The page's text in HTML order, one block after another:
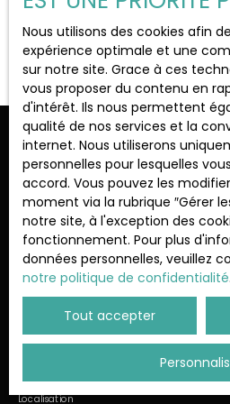
Bois-d'Arcy (78390)
Localisation
Budget max (€)
Surface min (m²)
Aucun
Ne manquez plus
correspondant à
Prénom
Email
Localisation
Nous utilisons des cookies afin
expérience optimale et une
sur notre site. Grace à ces
vous proposer du contenu en
d'intérêt. Ils nous permettent
qualité de nos services et la
internet. Nous utiliserons
personnelles pour lesquelles
accord. Vous pouvez les
moment via la rubrique ″Gérer
notre site, à l'exception des
fonctionnement. Pour plus
données personnelles, veuillez
notre politique de confidentialité.
Tout accepter